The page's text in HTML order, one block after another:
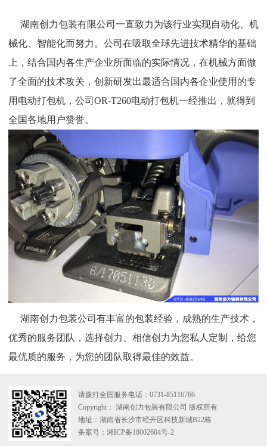
湖南创力包装有限公司一直致力为该行业实现自动化、机
械化、智能化而努力。公司在吸取全球先进技术精华的基础
上，结合国内各生产企业所面临的实际情况，在机械方面做
了全面的技术攻关，创新研发出最适合国内各企业使用的专
用电动打包机，公司OR-T260电动打包机一经推出，就得到
全国各地用户赞誉。
湖南创力包装公司有丰富的包装经验，成熟的生产技术，
优秀的服务团队，选择创力、相信创力为您私人定制，给您
最优质的服务，为您的团队取得最佳的效益。
请拨打全国服务电话：0731-85116766
Copyright： 湖南创力包装有限公司 版权所有
地址：湖南省长沙市经开区科技新城B22栋
备案号：湘ICP备18002604号-2